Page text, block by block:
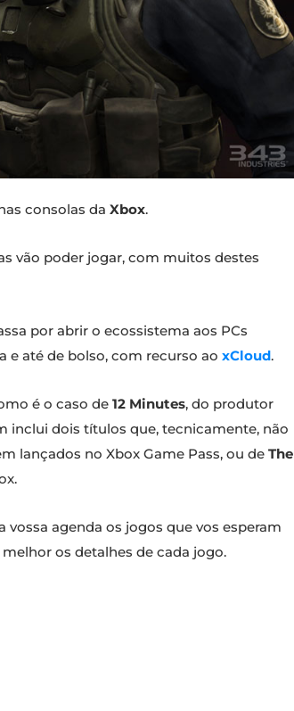
consolas da Xbox.
vão poder jogar, com muitos destes
por abrir o ecossistema aos PCs
e até de bolso, com recurso ao xCloud.
é o caso de 12 Minutes, do produtor
inclui dois títulos que, tecnicamente, não
lançados no Xbox Game Pass, ou de The
vossa agenda os jogos que vos esperam
os detalhes de cada jogo.